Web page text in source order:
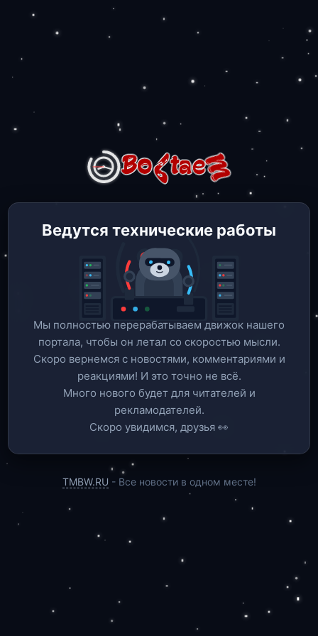
Ведутся технические работы
Мы полностью перерабатываем движок нашего
портала, чтобы он летал со скоростью мысли.
Скоро вернемся c новостями, комментариями и
реакциями! И это точно не всё.
Много нового будет для читателей и
рекламодателей.
Скоро увидимся, друзья 👀
TMBW.RU - Все новости в одном месте!